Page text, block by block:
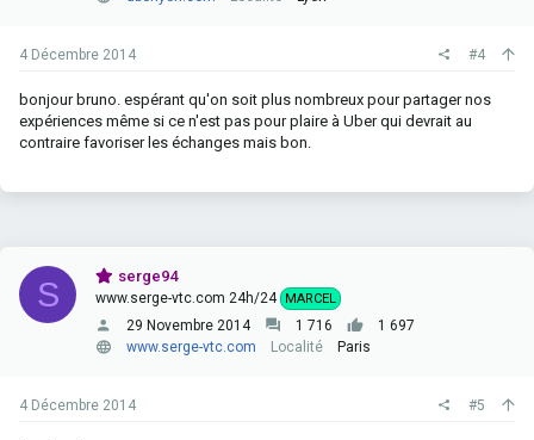
4 Décembre 2014 #4
bonjour bruno. espérant qu'on soit plus nombreux pour partager nos
expériences même si ce n'est pas pour plaire à Uber qui devrait au
contraire favoriser les échanges mais bon.
S serge94
www.serge-vtc.com 24h/24 MARCEL
29 Novembre 2014 1 716
1 697
www.serge-vtc.com
Localité Paris
4 Décembre 2014 #5